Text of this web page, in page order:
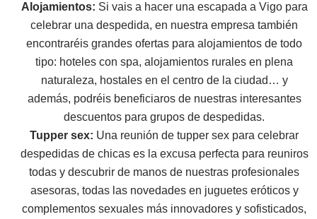
Alojamientos: Si vais a hacer una escapada a Vigo para
celebrar una despedida, en nuestra empresa también
encontraréis grandes ofertas para alojamientos de todo
tipo: hoteles con spa, alojamientos rurales en plena
naturaleza, hostales en el centro de la ciudad… y
además, podréis beneficiaros de nuestras interesantes
descuentos para grupos de despedidas.
Tupper sex: Una reunión de tupper sex para celebrar
despedidas de chicas es la excusa perfecta para reuniros
todas y descubrir de manos de nuestras profesionales
asesoras, todas las novedades en juguetes eróticos y
complementos sexuales más innovadores y sofisticados,